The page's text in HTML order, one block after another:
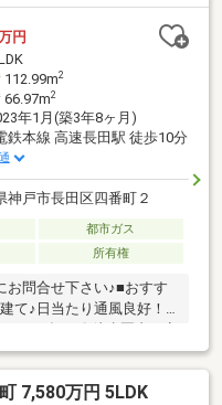
円
112.99m2
66.97m2
年1月(築3年8ヶ月)
鉄本線 高速長田駅 徒歩10分
神戸市長田区四番町２
都市ガス
所有権
お問合せ下さい♪■おすす
て♪日当たり通風良好！
1台駐車可能！〇各階収
中学校
7,580万円 5LDK